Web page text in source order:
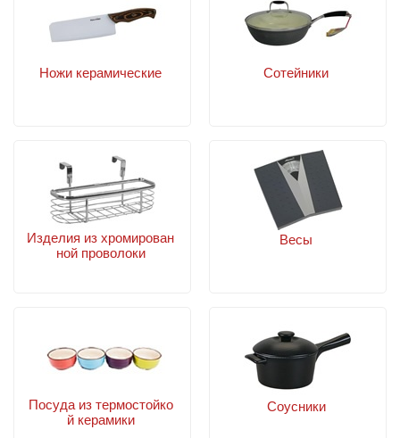
Ножи керамические Сотейники
Изделия из хромирован
ной проволоки
Весы
Посуда из термостойко
й керамики
Соусники